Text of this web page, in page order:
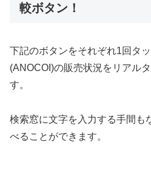
較ボタン！
下記のボタンをそれぞれ1回タ
(ANOCOI)の販売状況をリアル
す。
検索窓に文字を入力する手間も
べることができます。